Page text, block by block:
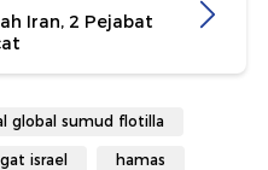
Iran, 2 Pejabat
global sumud flotilla
israel hamas